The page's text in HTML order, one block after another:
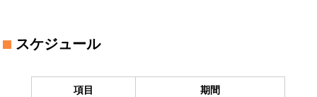
スケジュール
項目 期間